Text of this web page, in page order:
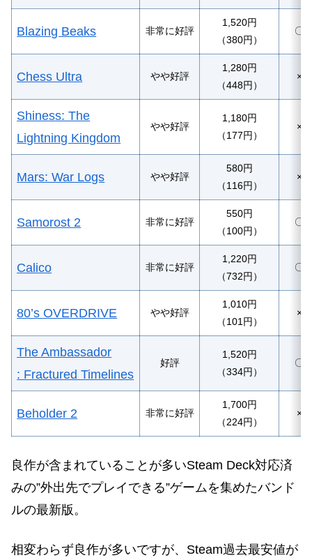
Blazing Beaks 非常に好評
1,520円
（380円）
〇
Chess Ultra やや好評
1,280円
（448円）
×
Shiness: The
Lightning Kingdom
やや好評
1,180円
（177円）
×
Mars: War Logs やや好評
580円
（116円）
×
Samorost 2 非常に好評
550円
（100円）
〇
Calico 非常に好評
1,220円
（732円）
〇
80’s OVERDRIVE やや好評
1,010円
（101円）
×
The Ambassador
: Fractured Timelines
好評
1,520円
（334円）
〇
Beholder 2 非常に好評
1,700円
（224円）
×
良作が含まれていることが多いSteam Deck対応済
みの”外出先でプレイできる”ゲームを集めたバンド
ルの最新版。
相変わらず良作が多いですが、Steam過去最安値が